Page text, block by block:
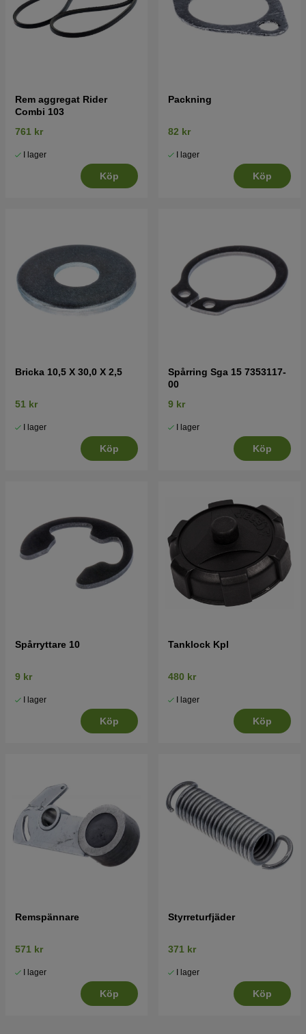
Rem aggregat Rider
Combi 103
761 kr
I lager
Köp
Packning
82 kr
I lager
Köp
Bricka 10,5 X 30,0 X 2,5
51 kr
I lager
Köp
Spårring Sga 15 7353117-
00
9 kr
I lager
Köp
Spårryttare 10
9 kr
I lager
Köp
Tanklock Kpl
480 kr
I lager
Köp
Remspännare
571 kr
I lager
Köp
Styrreturfjäder
371 kr
I lager
Köp